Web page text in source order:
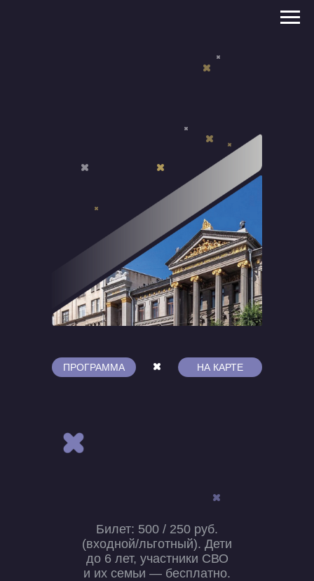
ПРОГРАММА НА КАРТЕ
Билет: 500 / 250 руб.
(входной/льготный). Дети
до 6 лет, участники СВО
и их семьи — бесплатно.